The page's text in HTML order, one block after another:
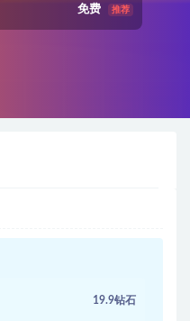
免费 推荐
19.9钻石